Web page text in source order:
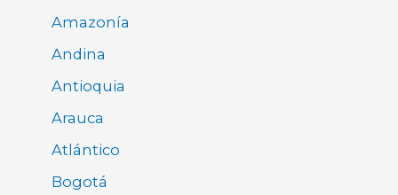
Amazonía
Andina
Antioquia
Arauca
Atlántico
Bogotá